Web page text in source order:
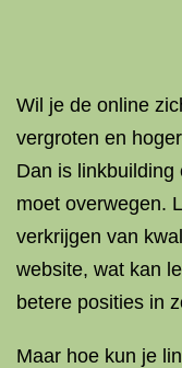
Wil je de online
vergroten en
Dan is
moet overwegen.
verkrijgen van
website, wat kan
betere posities in
Maar hoe kun je